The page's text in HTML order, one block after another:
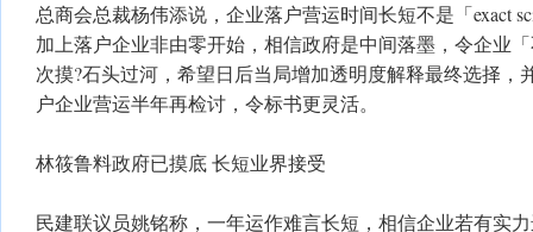
总商会总裁杨伟添说，企业落户营运时间长短不是「exact
加上落户企业非由零开始，相信政府是中间落墨，令企业
次摸?石头过河，希望日后当局增加透明度解释最终选择，
户企业营运半年再检讨，令标书更灵活。
林筱鲁料政府已摸底 长短业界接受
民建联议员姚铭称，一年运作难言长短，相信企业若有实